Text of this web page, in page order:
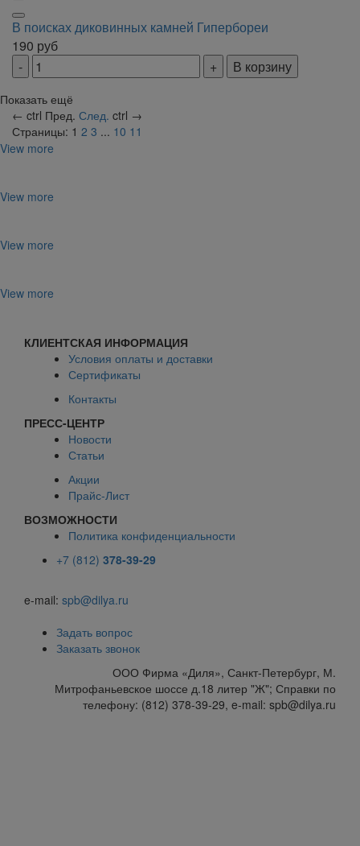
В поисках диковинных камней Гипербореи
190 руб
В корзину
Показать ещё
← ctrl Пред. След. ctrl →
Страницы: 1 2 3 ... 10 11
View more
View more
View more
View more
КЛИЕНТСКАЯ ИНФОРМАЦИЯ
Условия оплаты и доставки
Сертификаты
Контакты
ПРЕСС-ЦЕНТР
Новости
Статьи
Акции
Прайс-Лист
ВОЗМОЖНОСТИ
Политика конфиденциальности
+7 (812) 378-39-29
e-mail: spb@dilya.ru
Задать вопрос
Заказать звонок
ООО Фирма «Диля», Санкт-Петербург, М.
Митрофаньевское шоссе д.18 литер "Ж"; Справки по
телефону: (812) 378-39-29, e-mail: spb@dilya.ru